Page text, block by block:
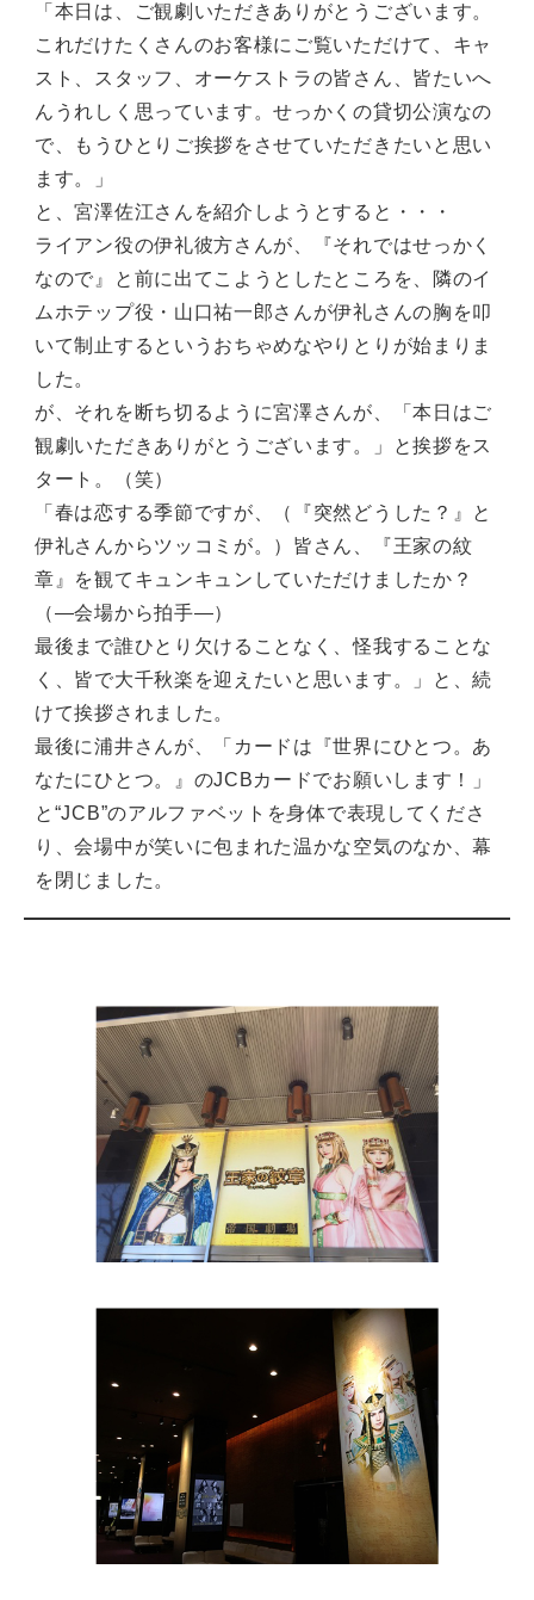
「本日は、ご観劇いただきありがとうございます。
これだけたくさんのお客様にご覧いただけて、キャ
スト、スタッフ、オーケストラの皆さん、皆たいへ
んうれしく思っています。せっかくの貸切公演なの
で、もうひとりご挨拶をさせていただきたいと思い
ます。」
と、宮澤佐江さんを紹介しようとすると・・・
ライアン役の伊礼彼方さんが、『それではせっかく
なので』と前に出てこようとしたところを、隣のイ
ムホテップ役・山口祐一郎さんが伊礼さんの胸を叩
いて制止するというおちゃめなやりとりが始まりま
した。
が、それを断ち切るように宮澤さんが、「本日はご
観劇いただきありがとうございます。」と挨拶をス
タート。（笑）
「春は恋する季節ですが、（『突然どうした？』と
伊礼さんからツッコミが。）皆さん、『王家の紋
章』を観てキュンキュンしていただけましたか？
（―会場から拍手―）
最後まで誰ひとり欠けることなく、怪我することな
く、皆で大千秋楽を迎えたいと思います。」と、続
けて挨拶されました。
最後に浦井さんが、「カードは『世界にひとつ。あ
なたにひとつ。』のJCBカードでお願いします！」
と“JCB”のアルファベットを身体で表現してくださ
り、会場中が笑いに包まれた温かな空気のなか、幕
を閉じました。